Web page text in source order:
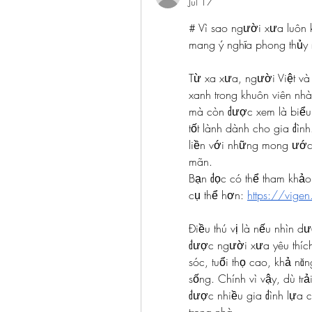
# Vì sao người xưa luôn
mang ý nghĩa phong
Từ xa xưa, người Việt
xanh trong khuôn viên
mà còn được xem là
tốt lành dành cho gia
liền với những mong
mãn.
Bạn đọc có thể tham
cụ thể hơn: https://
Điều thú vị là nếu nhìn
được người xưa yêu
sóc, tuổi thọ cao, khả
sống. Chính vì vậy, dù
được nhiều gia đình lựa